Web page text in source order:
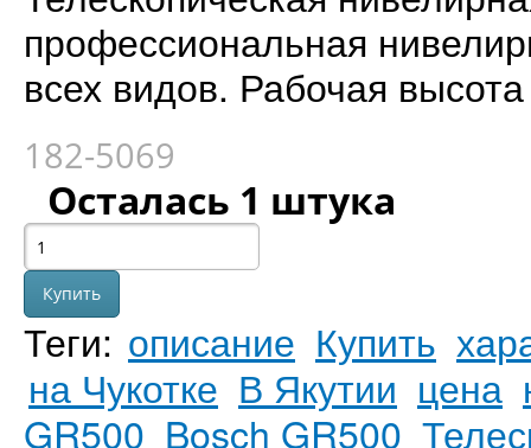
профессиональная
всех видов. Рабочая
182-5069
Осталась 1 штука
Теги: описание Купить
на Чукотке В Якутии цена
GR500 Bosch GR500